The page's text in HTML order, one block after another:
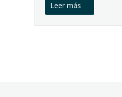
Leer más